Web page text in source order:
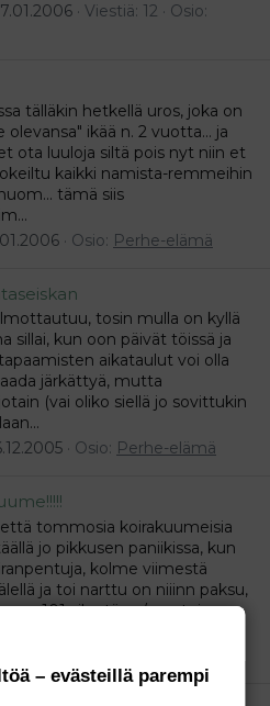
Viestiä: 12
Osio:
tälläkin hetkellä uros, joka on
ikää n. 2 vuotta... ja
ota luuloja siltä pois nyt niin et
kaikki namista-remmeihin
tämä siis
Osio: Perhe-elämä
tosin mulla on kyllä
sillai, kun oon päivät töissä ja
aikataulut voi olla
järkättyä, mutta
(vai oliko siellä jo sovittukin
Osio: Perhe-elämä
tommosia koirakuumeisia
jo pikkusen paniikissa, kun
kolme viimestä
ja toi narttu on niiinn paksu,
101 sileetä.... :/ pentuja on
– evästeillä parempi